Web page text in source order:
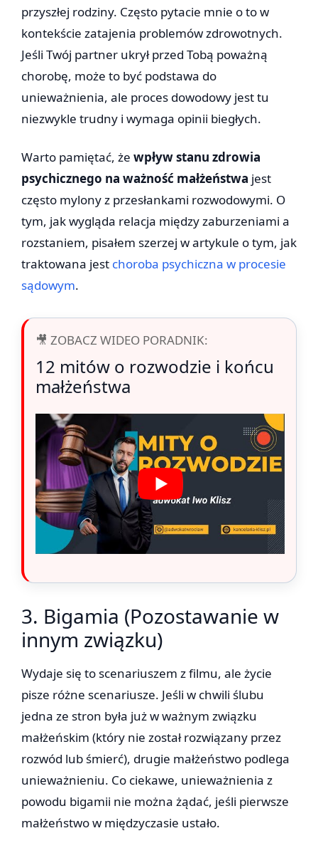
przyszłej rodziny. Często pytacie mnie o to w
kontekście zatajenia problemów zdrowotnych.
Jeśli Twój partner ukrył przed Tobą poważną
chorobę, może to być podstawa do
unieważnienia, ale proces dowodowy jest tu
niezwykle trudny i wymaga opinii biegłych.
Warto pamiętać, że wpływ stanu zdrowia
psychicznego na ważność małżeństwa jest
często mylony z przesłankami rozwodowymi. O
tym, jak wygląda relacja między zaburzeniami a
rozstaniem, pisałem szerzej w artykule o tym, jak
traktowana jest choroba psychiczna w procesie
sądowym.
🎥 ZOBACZ WIDEO PORADNIK:
12 mitów o rozwodzie i końcu
małżeństwa
3. Bigamia (Pozostawanie w
innym związku)
Wydaje się to scenariuszem z filmu, ale życie
pisze różne scenariusze. Jeśli w chwili ślubu
jedna ze stron była już w ważnym związku
małżeńskim (który nie został rozwiązany przez
rozwód lub śmierć), drugie małżeństwo podlega
unieważnieniu. Co ciekawe, unieważnienia z
powodu bigamii nie można żądać, jeśli pierwsze
małżeństwo w międzyczasie ustało.